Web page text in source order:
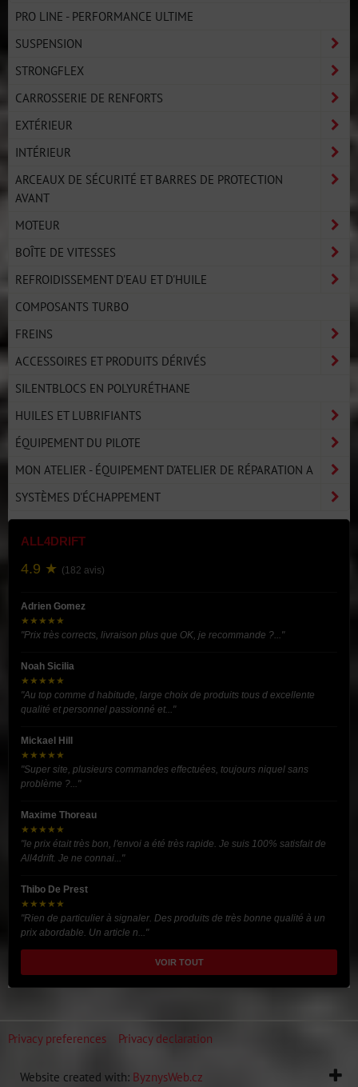
PRO LINE - PERFORMANCE ULTIME
SUSPENSION
STRONGFLEX
CARROSSERIE DE RENFORTS
EXTÉRIEUR
INTÉRIEUR
ARCEAUX DE SÉCURITÉ ET BARRES DE PROTECTION
AVANT
MOTEUR
BOÎTE DE VITESSES
REFROIDISSEMENT D'EAU ET D'HUILE
COMPOSANTS TURBO
FREINS
ACCESSOIRES ET PRODUITS DÉRIVÉS
SILENTBLOCS EN POLYURÉTHANE
HUILES ET LUBRIFIANTS
ÉQUIPEMENT DU PILOTE
MON ATELIER - ÉQUIPEMENT D'ATELIER DE RÉPARATION A
SYSTÈMES D'ÉCHAPPEMENT
ALL4DRIFT
4.9 ★ (182 avis)
Adrien Gomez
★★★★★
"Prix très corrects, livraison plus que OK, je recommande ?..."
Noah Sicilia
★★★★★
"Au top comme d habitude, large choix de produits tous d excellente
qualité et personnel passionné et..."
Mickael Hill
★★★★★
"Super site, plusieurs commandes effectuées, toujours niquel sans
problème ?..."
Maxime Thoreau
★★★★★
"le prix était très bon, l'envoi a été très rapide. Je suis 100% satisfait de
All4drift. Je ne connai..."
Thibo De Prest
★★★★★
"Rien de particulier à signaler. Des produits de très bonne qualité à un
prix abordable. Un article n..."
VOIR TOUT
Privacy preferences Privacy declaration
Website created with: ByznysWeb.cz